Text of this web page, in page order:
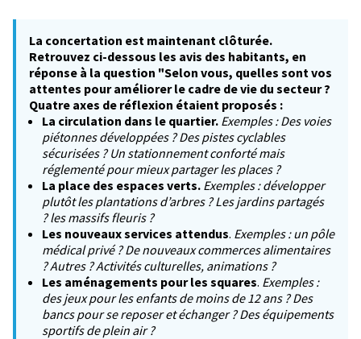
La concertation est maintenant clôturée.
Retrouvez ci-dessous les avis des habitants, en
réponse à la question "Selon vous, quelles sont vos
attentes pour améliorer le cadre de vie du secteur ?
Quatre axes de réflexion étaient proposés :
La circulation dans le quartier. Exemples : Des voies
piétonnes développées ? Des pistes cyclables
sécurisées ? Un stationnement conforté mais
réglementé pour mieux partager les places ?
La place des espaces verts. Exemples : développer
plutôt les plantations d’arbres ? Les jardins partagés
? les massifs fleuris ?
Les nouveaux services attendus. Exemples : un pôle
médical privé ? De nouveaux commerces alimentaires
? Autres ? Activités culturelles, animations ?
Les aménagements pour les squares. Exemples :
des jeux pour les enfants de moins de 12 ans ? Des
bancs pour se reposer et échanger ? Des équipements
sportifs de plein air ?